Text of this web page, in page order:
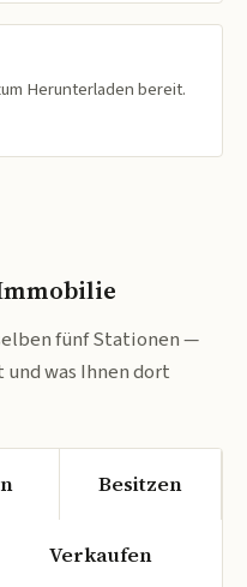
Herunterladen bereit.
fünf Stationen —
was Ihnen dort
Besitzen
Verkaufen